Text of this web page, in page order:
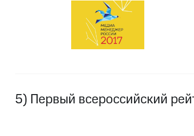
5) Первый всероссийский